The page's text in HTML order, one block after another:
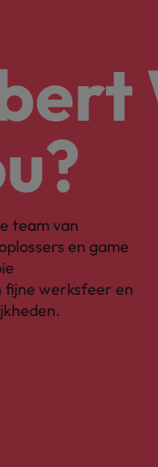
team van
en game
fijne werksfeer en